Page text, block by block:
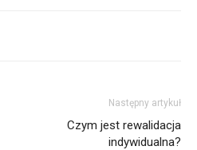
Następny artykuł
Czym jest rewalidacja
indywidualna?